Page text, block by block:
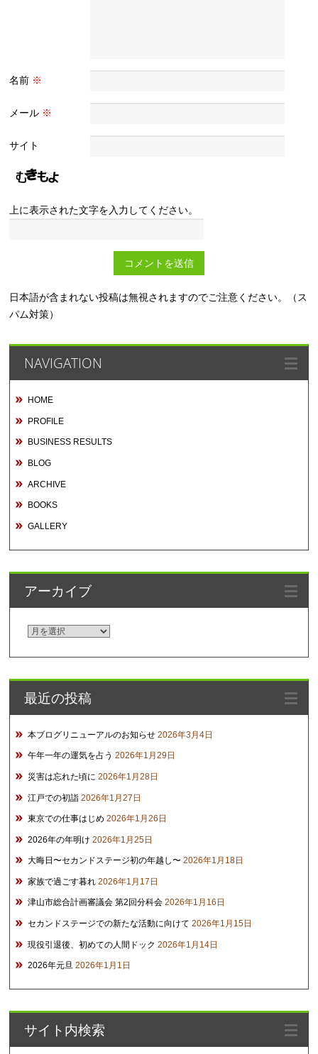
名前 ※
メール ※
サイト
上に表示された文字を入力してください。
日本語が含まれない投稿は無視されますのでご注意ください。（ス
パム対策）
NAVIGATION
HOME
PROFILE
BUSINESS RESULTS
BLOG
ARCHIVE
BOOKS
GALLERY
アーカイブ
ア
イ
ブ
最近の投稿
本ブログリニューアルのお知らせ 2026年3月4日
午年一年の運気を占う 2026年1月29日
災害は忘れた頃に 2026年1月28日
江戸での初詣 2026年1月27日
東京での仕事はじめ 2026年1月26日
2026年の年明け 2026年1月25日
大晦日〜セカンドステージ初の年越し〜 2026年1月18日
家族で過ごす暮れ 2026年1月17日
津山市総合計画審議会 第2回分科会 2026年1月16日
セカンドステージでの新たな活動に向けて 2026年1月15日
現役引退後、初めての人間ドック 2026年1月14日
2026年元旦 2026年1月1日
サイト内検索